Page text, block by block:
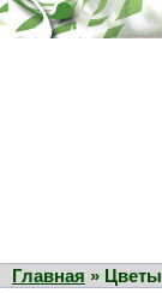
Главная »